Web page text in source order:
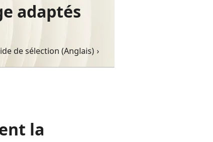
adaptés
de sélection (Anglais)
la